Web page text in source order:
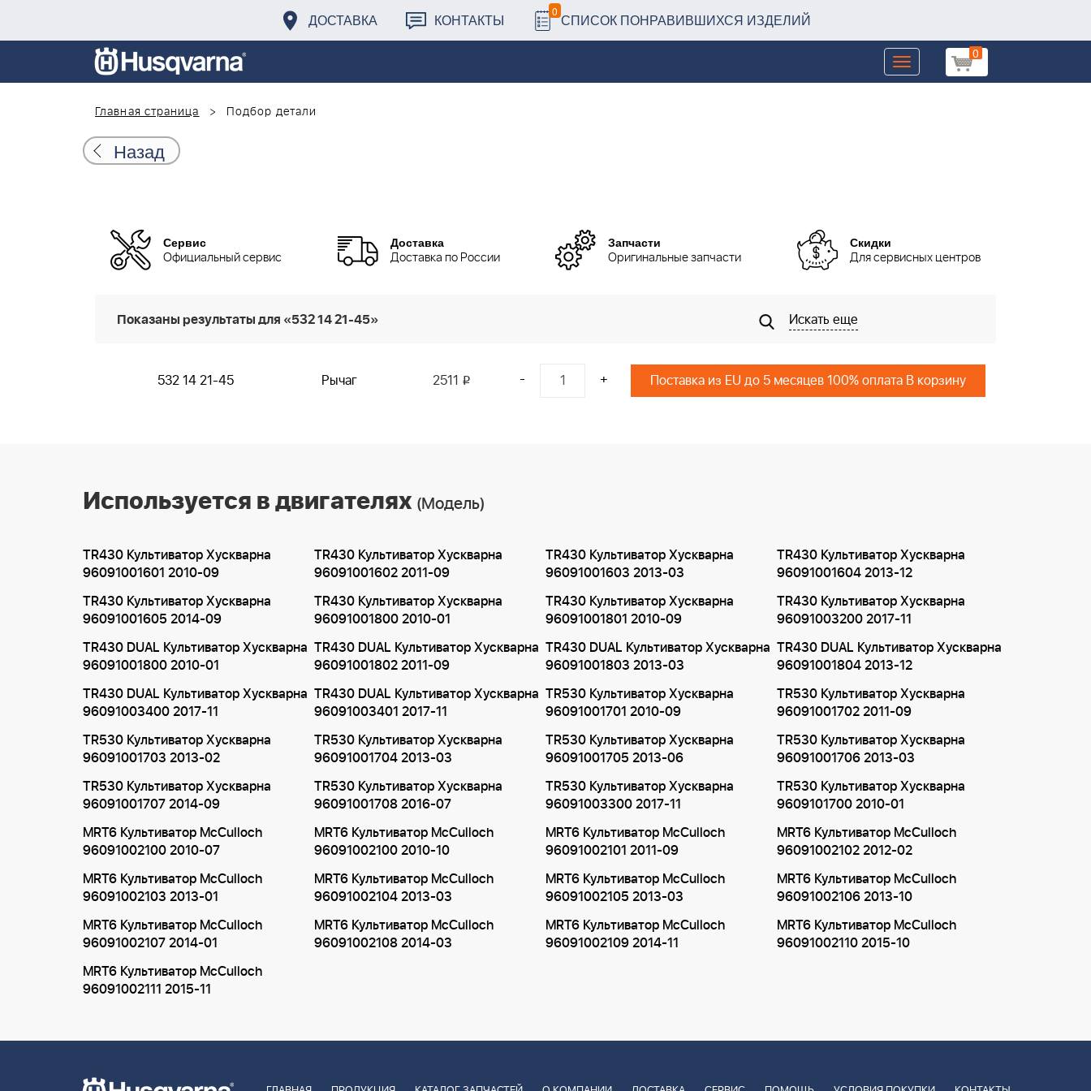
ДОСТАВКА КОНТАКТЫ 0 СПИСОК ПОНРАВИВШИХСЯ ИЗДЕЛИЙ
0
Toggle
navigation
Главная страница
Подбор детали
Назад
Сервис
Официальный сервис
Доставка
Доставка по России
Запчасти
Оригинальные запчасти
Скидки
Для сервисных центров
Показаны результаты для «532 14 21-45» Искать еще
532 14 21-45 Рычаг 2511 i - + Поставка из EU до 5 месяцев 100% оплата В корзину
Используется в двигателях (Модель)
TR430 Культиватор Хускварна
96091001601 2010-09
TR430 Культиватор Хускварна
96091001602 2011-09
TR430 Культиватор Хускварна
96091001603 2013-03
TR430 Культиватор Хускварна
96091001604 2013-12
TR430 Культиватор Хускварна
96091001605 2014-09
TR430 Культиватор Хускварна
96091001800 2010-01
TR430 Культиватор Хускварна
96091001801 2010-09
TR430 Культиватор Хускварна
96091003200 2017-11
TR430 DUAL Культиватор Хускварна
96091001800 2010-01
TR430 DUAL Культиватор Хускварна
96091001802 2011-09
TR430 DUAL Культиватор Хускварна
96091001803 2013-03
TR430 DUAL Культиватор Хускварна
96091001804 2013-12
TR430 DUAL Культиватор Хускварна
96091003400 2017-11
TR430 DUAL Культиватор Хускварна
96091003401 2017-11
TR530 Культиватор Хускварна
96091001701 2010-09
TR530 Культиватор Хускварна
96091001702 2011-09
TR530 Культиватор Хускварна
96091001703 2013-02
TR530 Культиватор Хускварна
96091001704 2013-03
TR530 Культиватор Хускварна
96091001705 2013-06
TR530 Культиватор Хускварна
96091001706 2013-03
TR530 Культиватор Хускварна
96091001707 2014-09
TR530 Культиватор Хускварна
96091001708 2016-07
TR530 Культиватор Хускварна
96091003300 2017-11
TR530 Культиватор Хускварна
9609101700 2010-01
MRT6 Культиватор McCulloch
96091002100 2010-07
MRT6 Культиватор McCulloch
96091002100 2010-10
MRT6 Культиватор McCulloch
96091002101 2011-09
MRT6 Культиватор McCulloch
96091002102 2012-02
MRT6 Культиватор McCulloch
96091002103 2013-01
MRT6 Культиватор McCulloch
96091002104 2013-03
MRT6 Культиватор McCulloch
96091002105 2013-03
MRT6 Культиватор McCulloch
96091002106 2013-10
MRT6 Культиватор McCulloch
96091002107 2014-01
MRT6 Культиватор McCulloch
96091002108 2014-03
MRT6 Культиватор McCulloch
96091002109 2014-11
MRT6 Культиватор McCulloch
96091002110 2015-10
MRT6 Культиватор McCulloch
96091002111 2015-11